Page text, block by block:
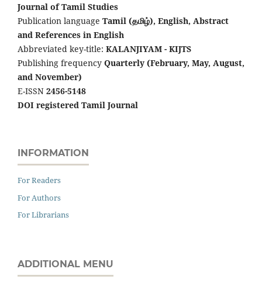
Journal of Tamil Studies
Publication language Tamil (தமிழ்), English, Abstract
and References in English
Abbreviated key-title: KALANJIYAM - KIJTS
Publishing frequency Quarterly (February, May, August,
and November)
E-ISSN 2456-5148
DOI registered Tamil Journal
INFORMATION
For Readers
For Authors
For Librarians
ADDITIONAL MENU